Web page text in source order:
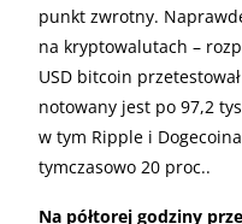
punkt zwrotny.
na kryptowalutach –
USD bitcoin
notowany jest po 97,2
w tym Ripple i
tymczasowo 20 proc..
Na półtorej godziny